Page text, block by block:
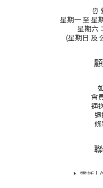
⏰
星期一 至 星
星期六
(星期日 及
會
運
條
📞電話 |